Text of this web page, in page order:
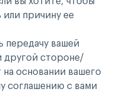
или причину ее
передачу вашей
другой стороне/
основании вашего
соглашению с вами